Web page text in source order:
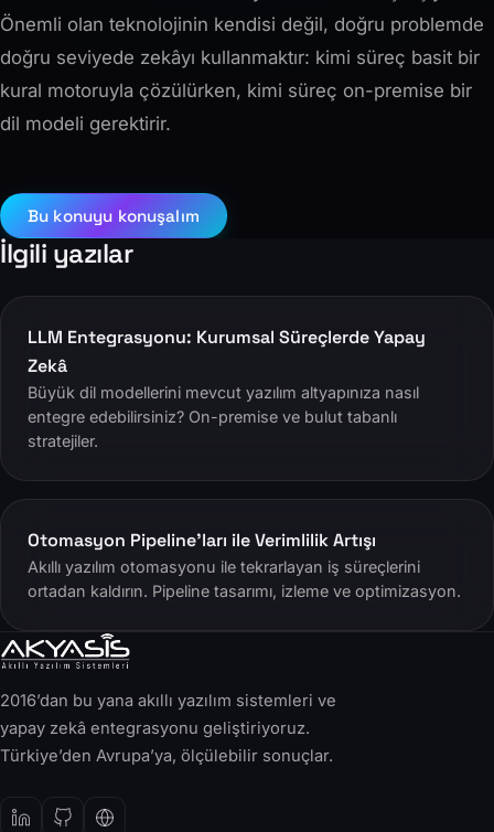
Önemli olan teknolojinin kendisi değil, doğru problemde
doğru seviyede zekâyı kullanmaktır: kimi süreç basit bir
kural motoruyla çözülürken, kimi süreç on-premise bir
dil modeli gerektirir.
Bu konuyu konuşalım
İlgili yazılar
LLM Entegrasyonu: Kurumsal Süreçlerde Yapay
Zekâ
Büyük dil modellerini mevcut yazılım altyapınıza nasıl
entegre edebilirsiniz? On-premise ve bulut tabanlı
stratejiler.
Otomasyon Pipeline’ları ile Verimlilik Artışı
Akıllı yazılım otomasyonu ile tekrarlayan iş süreçlerini
ortadan kaldırın. Pipeline tasarımı, izleme ve optimizasyon.
2016’dan bu yana akıllı yazılım sistemleri ve
yapay zekâ entegrasyonu geliştiriyoruz.
Türkiye’den Avrupa’ya, ölçülebilir sonuçlar.